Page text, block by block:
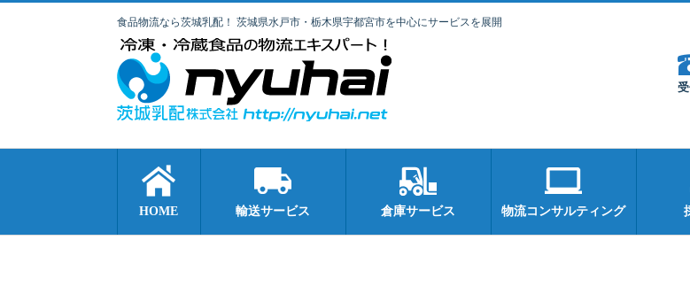
食品物流なら茨城乳配！ 茨城県水戸市・栃木県宇都宮市を中心にサービスを展開
HOME 輸送サービス 倉庫サービス 物流コンサルティング